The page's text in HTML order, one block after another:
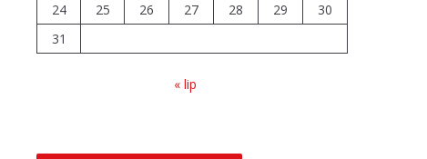
Wiata Wielkopolska.
Dotacje nawet do 300
24
25 26 27 28 29
30
31
« lip